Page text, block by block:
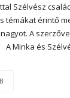
Szélvész
témákat érintő
A
A Minka és